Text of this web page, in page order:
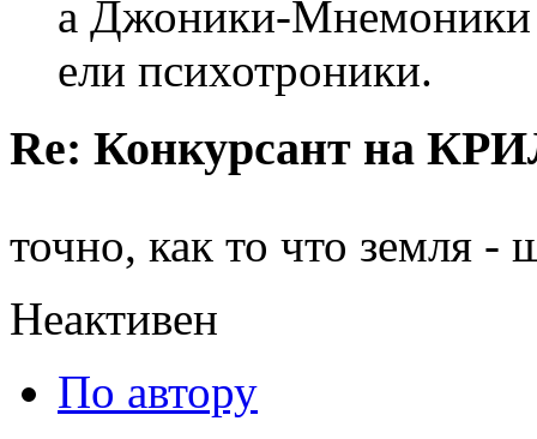
а Джоники-Мнемоники
ели психотроники.
Re: Конкурсант на
точно, как то что земля -
Неактивен
По автору